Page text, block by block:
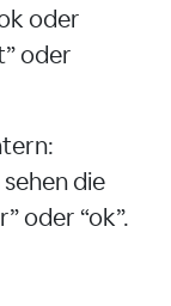
oder
oder
die
oder “ok”.